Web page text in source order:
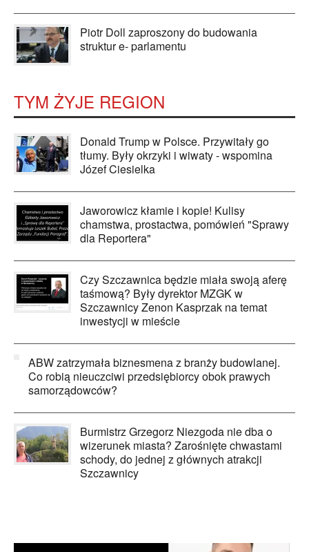
Piotr Doll zaproszony do budowania
struktur e- parlamentu
TYM ŻYJE REGION
Donald Trump w Polsce. Przywitały go
tłumy. Były okrzyki i wiwaty - wspomina
Józef Ciesielka
Jaworowicz kłamie i kopie! Kulisy
chamstwa, prostactwa, pomówień "Sprawy
dla Reportera"
Czy Szczawnica będzie miała swoją aferę
taśmową? Były dyrektor MZGK w
Szczawnicy Zenon Kasprzak na temat
inwestycji w mieście
ABW zatrzymała biznesmena z branży budowlanej.
Co robią nieuczciwi przedsiębiorcy obok prawych
samorządowców?
Burmistrz Grzegorz Niezgoda nie dba o
wizerunek miasta? Zarośnięte chwastami
schody, do jednej z głównych atrakcji
Szczawnicy